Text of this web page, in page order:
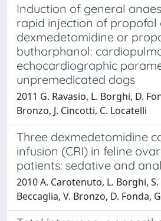
Induction of general
rapid injection of propofol
dexmedetomidine or
buthorphanol:
echocardiographic
unpremedicated dogs
2011 G. Ravasio, L. Borghi, D.
Bronzo, J. Cincotti, C. Locatelli
Three dexmedetomidine
infusion (CRI) in feline
patients: sedative and
2010 A. Carotenuto, L. Borghi,
Beccaglia, V. Bronzo, D. Fonda,